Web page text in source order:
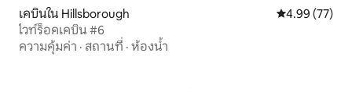
เคบินใน Hillsborough คะแนนเฉลี่ย
4.99 (77)
ไวท์ร็อคเคบิน #6
ความคุ้มค่า · สถานที่ · ห้องน้ำ